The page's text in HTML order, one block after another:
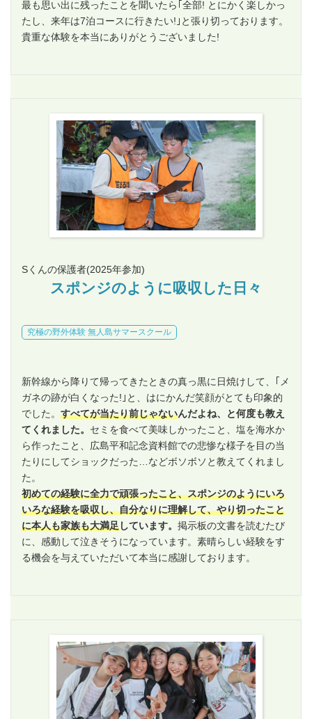
最も思い出に残ったことを聞いたら｢全部! とにかく楽しかっ
たし、来年は7泊コースに行きたい!｣と張り切っております。
貴重な体験を本当にありがとうございました!
Sくんの保護者(2025年参加)
スポンジのように吸収した日々
究極の野外体験 無人島サマースクール
新幹線から降りて帰ってきたときの真っ黒に日焼けして、｢メ
ガネの跡が白くなった!｣と、はにかんだ笑顔がとても印象的
でした。 すべてが当たり前じゃないんだよね、と何度も教え
てくれました。 セミを食べて美味しかったこと、塩を海水か
ら作ったこと、広島平和記念資料館での悲惨な様子を目の当
たりにしてショックだった…などボソボソと教えてくれまし
た。
初めての経験に全力で頑張ったこと、スポンジのようにいろ
いろな経験を吸収し、自分なりに理解して、やり切ったこと
に本人も家族も大満足しています。 掲示板の文書を読むたび
に、感動して泣きそうになっています。素晴らしい経験をす
る機会を与えていただいて本当に感謝しております。